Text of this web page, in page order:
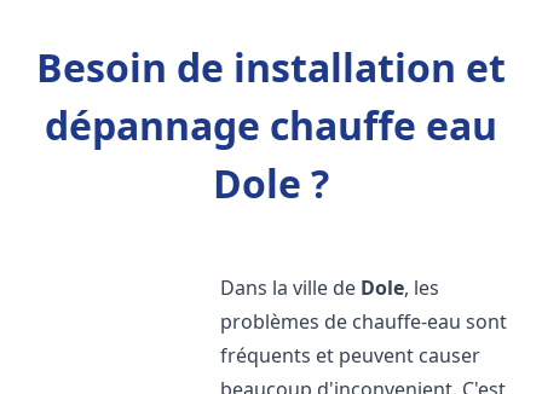
Besoin de installation et
dépannage chauffe eau
Dole ?
Dans la ville de Dole, les
problèmes de chauffe-eau sont
fréquents et peuvent causer